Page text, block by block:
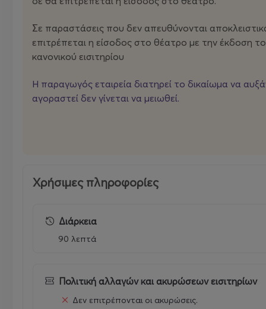
Μία ιστορία για λύκους σε μια στάνη με ανθρώπους
Θέατρο Μικρό Παλλάς
Αμερικής 2 Στοά Σπύρου Μήλιου
Διεύθυνση Marketing
: Ιωάννα Ζωζέφα Πέγκου,
Σε παραστάσεις που δεν απευθύνονται
επιτρέπεται η είσοδος στο θέατρο με την έκδοση
κανονικού εισιτηρίου
Η παραγωγός εταιρεία διατηρεί το δικαίωμα να
αγοραστεί δεν γίνεται να μειωθεί.
Χρήσιμες πληροφορίες
Διάρκεια
90 λεπτά
Πολιτική αλλαγών και ακυρώσεων εισιτηρίων
Δεν επιτρέπονται οι ακυρώσεις.